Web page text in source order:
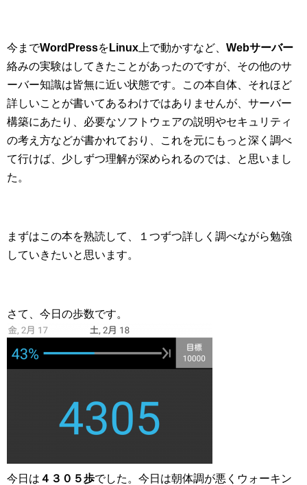
今までWordPressを Linux 上で動かすなど、 Webサーバー
絡みの実験はしてきたことがあったのですが、その他のサ
ーバー知識は皆無に近い状態です。この本自体、それほど
詳しいことが書いてあるわけではありませんが、サーバー
構築にあたり、必要なソフトウェアの説明やセキュリティ
の考え方などが書かれており、これを元にもっと深く調べ
て行けば、少しずつ理解が深められるのでは、と思いまし
た。
まずはこの本を熟読して、１つずつ詳しく調べながら勉強
していきたいと思います。
さて、今日の歩数です。
今日は ４３０５歩でした。今日は朝体調が悪くウォーキン